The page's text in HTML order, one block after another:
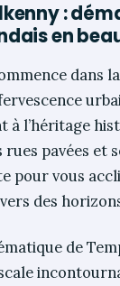
:
en
dans
à l’héritage
rues pavées et
pour vous
des
de